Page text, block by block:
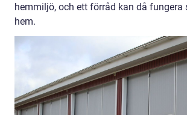
hemmiljö, och ett förråd kan då
hem.